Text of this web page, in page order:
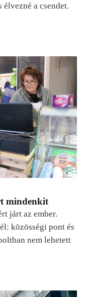
a csendet.
mindenkit
járt az ember.
közösségi pont és
nem lehetett